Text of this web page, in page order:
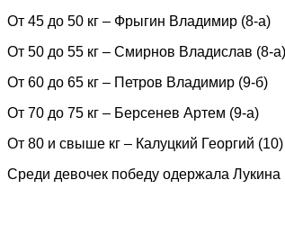
От 45 до 50 кг – Фрыгин Владимир (8-а)
От 50 до 55 кг – Смирнов Владислав (8-а)
От 60 до 65 кг – Петров Владимир (9-б)
От 70 до 75 кг – Берсенев Артем (9-а)
От 80 и свыше кг – Калуцкий Георгий (10)
Среди девочек победу одержала
О.А.